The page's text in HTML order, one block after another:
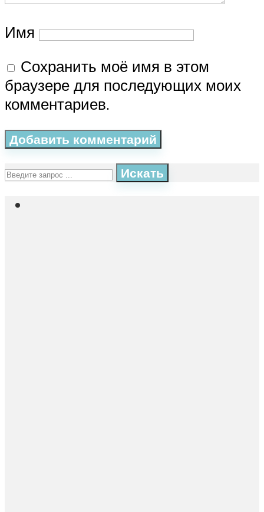
Имя
Сохранить моё имя в этом
браузере для последующих моих
комментариев.
Искать